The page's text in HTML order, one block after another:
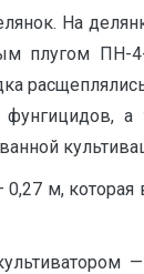
На
плугом ПН-
0,27 м,